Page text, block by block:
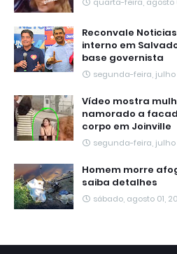
Reconvale
interno em
base governista
segunda-feira, julho
Vídeo mostra
namorado a
corpo em Joinville
segunda-feira, julho
Homem morre
saiba detalhes
sábado, agosto 01,